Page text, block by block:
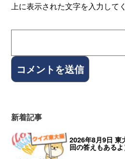
上に表示された文字を入力して
新着記事
2026年8月9日 東
回の答えもあるよ